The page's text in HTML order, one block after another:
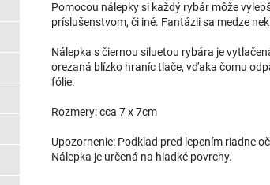
Pomocou nálepky si každý rybár môže
príslušenstvom, či iné. Fantázii sa medze
Nálepka s čiernou siluetou rybára je
orezaná blízko hraníc tlače, vďaka čomu
fólie.
Rozmery: cca 7 x 7cm
Upozornenie: Podklad pred lepením riadne
Nálepka je určená na hladké povrchy.